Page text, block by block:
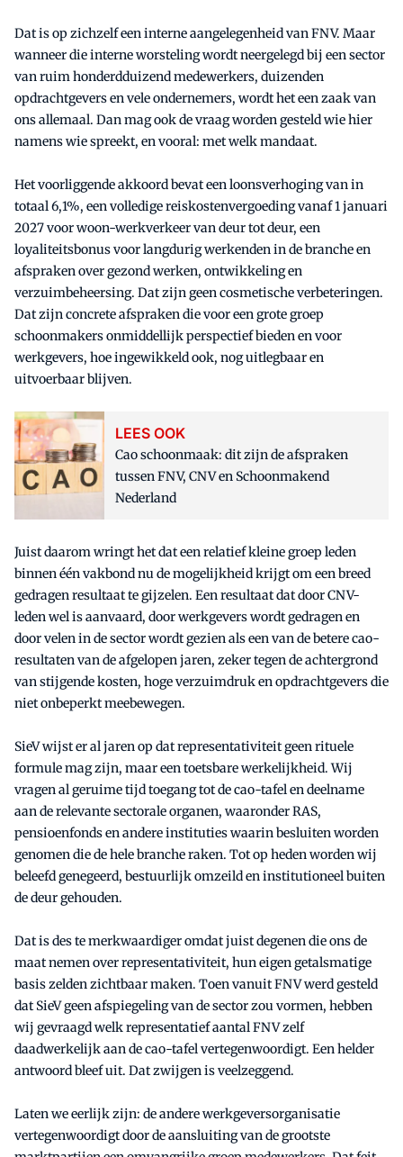
Dat is op zichzelf een interne aangelegenheid van FNV. Maar
wanneer die interne worsteling wordt neergelegd bij een sector
van ruim honderdduizend medewerkers, duizenden
opdrachtgevers en vele ondernemers, wordt het een zaak van
ons allemaal. Dan mag ook de vraag worden gesteld wie hier
namens wie spreekt, en vooral: met welk mandaat.
Het voorliggende akkoord bevat een loonsverhoging van in
totaal 6,1%, een volledige reiskostenvergoeding vanaf 1 januari
2027 voor woon-werkverkeer van deur tot deur, een
loyaliteitsbonus voor langdurig werkenden in de branche en
afspraken over gezond werken, ontwikkeling en
verzuimbeheersing. Dat zijn geen cosmetische verbeteringen.
Dat zijn concrete afspraken die voor een grote groep
schoonmakers onmiddellijk perspectief bieden en voor
werkgevers, hoe ingewikkeld ook, nog uitlegbaar en
uitvoerbaar blijven.
LEES OOK
Cao schoonmaak: dit zijn de afspraken
tussen FNV, CNV en Schoonmakend
Nederland
Juist daarom wringt het dat een relatief kleine groep leden
binnen één vakbond nu de mogelijkheid krijgt om een breed
gedragen resultaat te gijzelen. Een resultaat dat door CNV-
leden wel is aanvaard, door werkgevers wordt gedragen en
door velen in de sector wordt gezien als een van de betere cao-
resultaten van de afgelopen jaren, zeker tegen de achtergrond
van stijgende kosten, hoge verzuimdruk en opdrachtgevers die
niet onbeperkt meebewegen.
SieV wijst er al jaren op dat representativiteit geen rituele
formule mag zijn, maar een toetsbare werkelijkheid. Wij
vragen al geruime tijd toegang tot de cao-tafel en deelname
aan de relevante sectorale organen, waaronder RAS,
pensioenfonds en andere instituties waarin besluiten worden
genomen die de hele branche raken. Tot op heden worden wij
beleefd genegeerd, bestuurlijk omzeild en institutioneel buiten
de deur gehouden.
Dat is des te merkwaardiger omdat juist degenen die ons de
maat nemen over representativiteit, hun eigen getalsmatige
basis zelden zichtbaar maken. Toen vanuit FNV werd gesteld
dat SieV geen afspiegeling van de sector zou vormen, hebben
wij gevraagd welk representatief aantal FNV zelf
daadwerkelijk aan de cao-tafel vertegenwoordigt. Een helder
antwoord bleef uit. Dat zwijgen is veelzeggend.
Laten we eerlijk zijn: de andere werkgeversorganisatie
vertegenwoordigt door de aansluiting van de grootste